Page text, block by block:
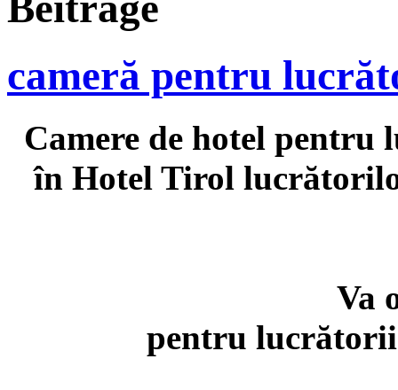
cameră pentru
Camere de hotel
în Hotel Tirol
Va
pentru lucrătorii